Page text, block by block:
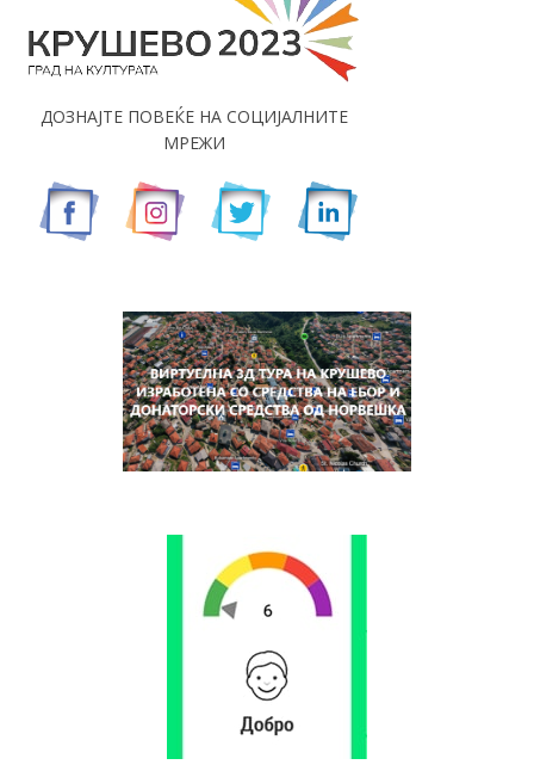
ДОЗНАЈТЕ ПОВЕЌЕ НА СОЦИЈАЛНИТЕ
МРЕЖИ